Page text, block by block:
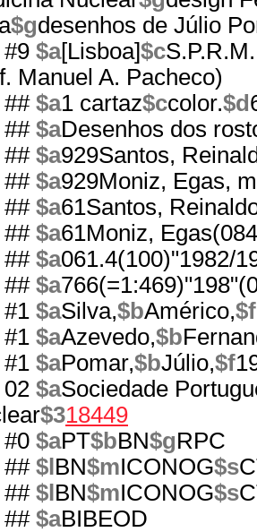
$gdesenhos de Júlio
#9 $a[Lisboa]$c
Manuel A. Pacheco)
## $a1 cartaz$ccolor.$d
## $aDesenhos dos
## $a929Santos,
## $a929Moniz, Egas,
## $a61Santos,
## $a61Moniz,
## $a061.4(100)"1982/
## $a
#1 $aSilva,$bAmérico,$f
#1 $aAzevedo,$b
#1 $aPomar,$bJúlio,$f
02 $aSociedade
$318449
#0 $aPT$bBN$gRPC
## $l BN$mICONOG$s
## $l BN$mICONOG$s
## $aBIBEOD